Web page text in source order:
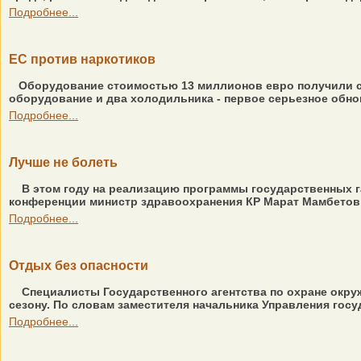
Подробнее...
ЕС против наркотиков
Оборудование стоимостью 13 миллионов евро получили
оборудование и два холодильника - первое серьезное
Подробнее...
Лучше не болеть
В этом году на реализацию программы
конференции министр здравоохранения КР Марат
Подробнее...
Отдых без опасности
Специалисты Государственного агентства по охране
сезону. По словам заместителя начальника Управления
Подробнее...